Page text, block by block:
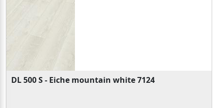
DL 500 S - Eiche mountain white 7124